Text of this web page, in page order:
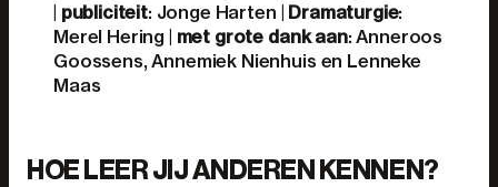
publiciteit: Jonge Harten | Dramaturgie:
Merel Hering | met grote dank aan: Anneroos
Goossens, Annemiek Nienhuis en Lenneke
Maas
HOE LEER JIJ ANDEREN KENNEN?